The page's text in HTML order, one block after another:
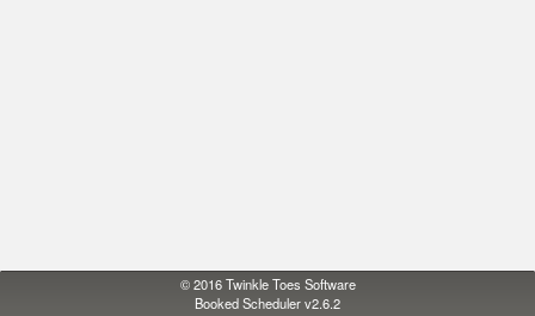
© 2016Twinkle Toes Software
Booked Scheduler v2.6.2